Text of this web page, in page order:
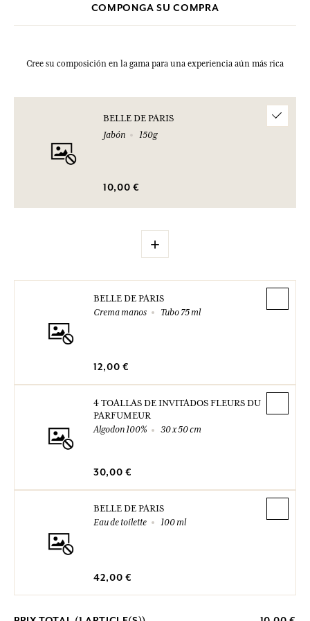
COMPONGA SU COMPRA
Cree su composición en la gama para una experiencia aún más rica
BELLE DE PARIS
Jabón
150g
10,00 €
+
BELLE DE PARIS
Crema manos
Tubo 75 ml
12,00 €
4 TOALLAS DE INVITADOS FLEURS DU
PARFUMEUR
Algodon 100%
30 x 50 cm
30,00 €
BELLE DE PARIS
Eau de toilette
100 ml
42,00 €